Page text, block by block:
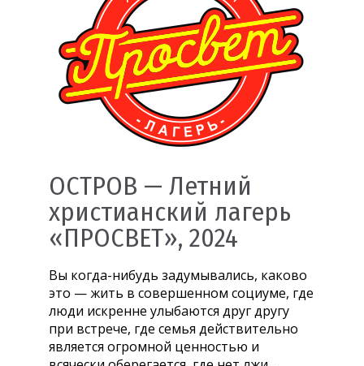
ОСТРОВ — Летний
христианский лагерь
«ПРОСВЕТ», 2024
Вы когда-нибудь задумывались, каково
это — жить в совершенном социуме, где
люди искренне улыбаются друг другу
при встрече, где семья действительно
является огромной ценностью и